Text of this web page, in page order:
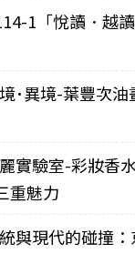
1「悅讀．越讀
･異境-葉豐次油
實驗室-彩妝香
重魅力
與現代的碰撞：